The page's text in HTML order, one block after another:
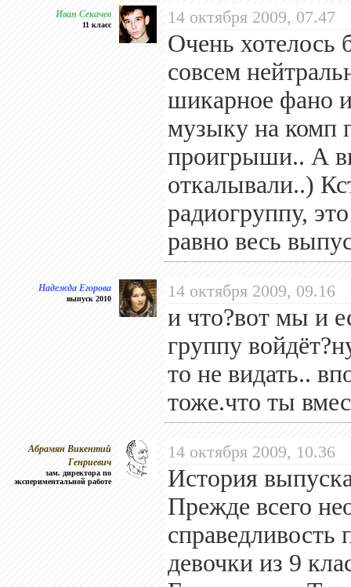
Иван Секачев
11 класс 14 октября 2009, 07.47
Очень хотелось
совсем
шикарное фано
музыку на комп
проигрыши.. А
откалывали..)
радиогруппу,
равно весь
Надежда Егорова
выпуск 2010 14 октября 2009, 09.16
и что?вот мы и
группу
то не видать..
тоже.что ты
Абрамян Викентий
Генриевич
зам. директора по
экспериментальной работе
14 октября 2009, 10.36
История
Прежде всего
справедливость
девочки из 9